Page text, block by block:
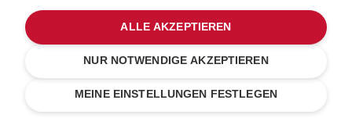
personenbezogenen Daten verarbeiten, finden Sie in unserer
Datenschutzerklärung
MEINE EINSTELLUNGEN FESTLEGEN
NUR NOTWENDIGE AKZEPTIEREN
ALLE AKZEPTIEREN